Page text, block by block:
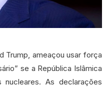
Trump, ameaçou usar força
se a República Islâmica
As declarações